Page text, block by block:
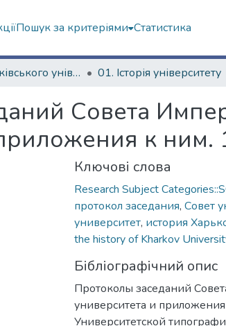
Пошук за критеріями Статистика
Історія Харківського університету 01. Історія університету
Совета
к
Ключові слова
Research Subject
протокол заседания, Совет
университет, история
the history of Kharkov
Бібліографічний опис
Протоколы заседаний
университета и
Университетской